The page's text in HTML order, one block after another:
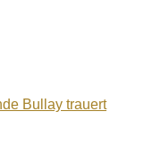
Bullay trauert